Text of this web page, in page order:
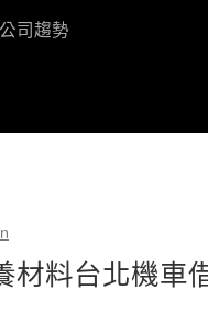
公司趨勢
材料台北機車